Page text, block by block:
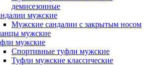
демисезонные
мужские
Мужские сандалии с закрытым носом
мужские
мужские
Спортивные туфли мужские
Туфли мужские классические